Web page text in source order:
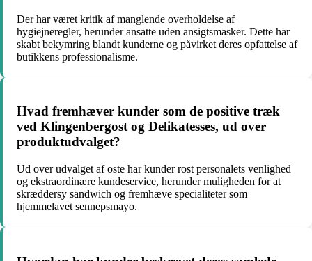
Der har været kritik af manglende overholdelse af
hygiejneregler, herunder ansatte uden ansigtsmasker. Dette har
skabt bekymring blandt kunderne og påvirket deres opfattelse af
butikkens professionalisme.
Hvad fremhæver kunder som de positive træk
ved Klingenbergost og Delikatesses, ud over
produktudvalget?
Ud over udvalget af oste har kunder rost personalets venlighed
og ekstraordinære kundeservice, herunder muligheden for at
skræddersy sandwich og fremhæve specialiteter som
hjemmelavet sennepsmayo.